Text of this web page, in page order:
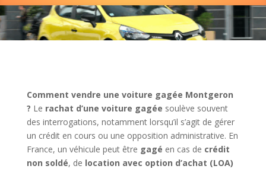
Comment vendre une voiture gagée Montgeron
? Le rachat d’une voiture gagée soulève souvent
des interrogations, notamment lorsqu’il s’agit de gérer
un crédit en cours ou une opposition administrative. En
France, un véhicule peut être gagé en cas de crédit
non soldé, de location avec option d’achat (LOA)